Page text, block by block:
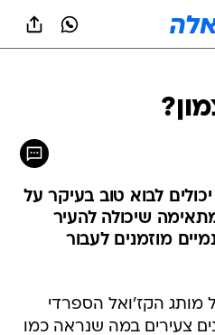
לבוא טוב בעיקר על
שיכולה להעיר
מוזמנים לעבור
הקז'ואל הספרדי
צעירים במה שנראה כמו